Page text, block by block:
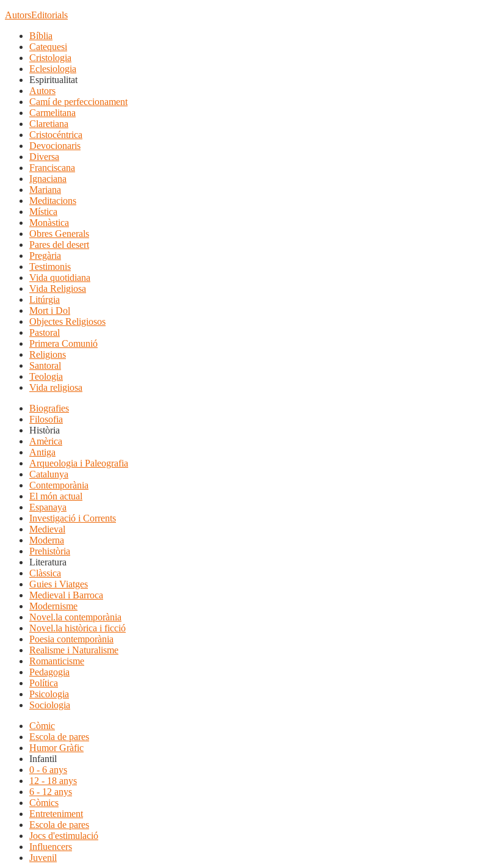
AutorsEditorials
Bíblia
Catequesi
Cristologia
Eclesiologia
Espiritualitat
Autors
Camí de perfeccionament
Carmelitana
Claretiana
Cristocéntrica
Devocionaris
Diversa
Franciscana
Ignaciana
Mariana
Meditacions
Mística
Monàstica
Obres Generals
Pares del desert
Pregària
Testimonis
Vida quotidiana
Vida Religiosa
Litúrgia
Mort i Dol
Objectes Religiosos
Pastoral
Primera Comunió
Religions
Santoral
Teologia
Vida religiosa
Biografies
Filosofia
Història
Amèrica
Antiga
Arqueologia i Paleografia
Catalunya
Contemporània
El món actual
Espanaya
Investigació i Corrents
Medieval
Moderna
Prehistòria
Literatura
Clàssica
Guies i Viatges
Medieval i Barroca
Modernisme
Novel.la contemporània
Novel.la històrica i ficció
Poesia contemporània
Realisme i Naturalisme
Romanticisme
Pedagogia
Política
Psicologia
Sociologia
Còmic
Escola de pares
Humor Gràfic
Infantil
0 - 6 anys
12 - 18 anys
6 - 12 anys
Còmics
Entreteniment
Escola de pares
Jocs d'estimulació
Influencers
Juvenil